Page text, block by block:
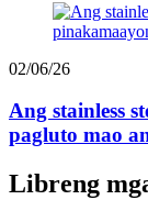
02/06/26
Ang stainless
pagluto mao
Libreng